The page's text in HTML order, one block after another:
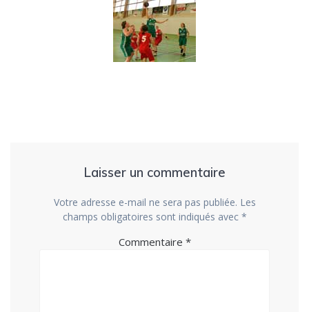
Laisser un commentaire
Votre adresse e-mail ne sera pas publiée. Les
champs obligatoires sont indiqués avec *
Commentaire *